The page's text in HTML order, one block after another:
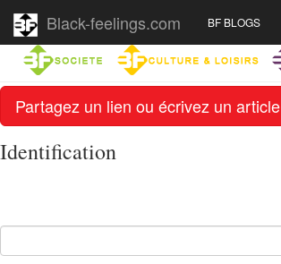
Partagez un lien ou écrivez un article
Black-feelings.com BF BLOGS
Identification